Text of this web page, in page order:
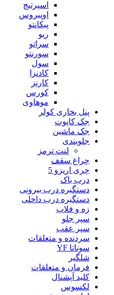
اسپرتیج
اوپیروس
پیکانتو
ریو
سراتو
سورنتو
سول
کادنزا
کارنز
کورس
موهاوی
پنل بخاری کولر
جک کاپوت
جک ماشین
جلوبندی
لنت ترمز
چراغ سقف
چری اریزو 5
درب باک
دستگیره درب بیرونی
دستگیره درب داخلی
زه و فلاپ
سپر جلو
سپر عقب
سردنده و متعلقات
سوناتا YF
شلگیر
فرمان و متعلقات
کلید آپشنال
لکسوس